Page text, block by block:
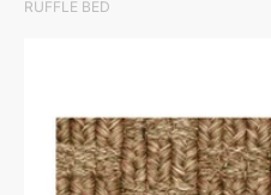
RUFFLE BED